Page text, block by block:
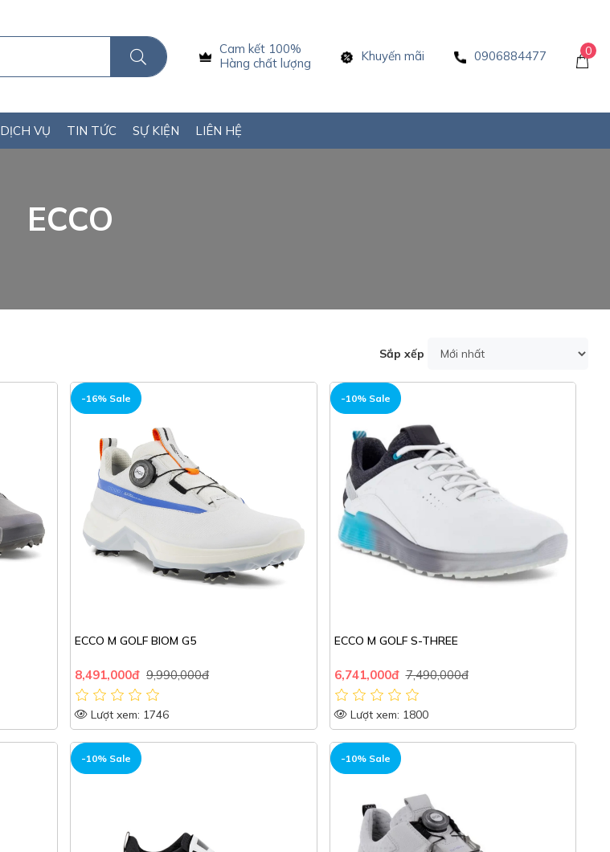
Cam kết 100%
Hàng chất lượng
Khuyến mãi 0906884477 0
DỊCH VỤ TIN TỨC SỰ KIỆN LIÊN HỆ
ECCO
Sắp xếp
-16% Sale
ECCO M GOLF BIOM G5
8,491,000đ 9,990,000đ
Lượt xem: 1746
-10% Sale
ECCO M GOLF S-THREE
6,741,000đ 7,490,000đ
Lượt xem: 1800
-10% Sale -10% Sale